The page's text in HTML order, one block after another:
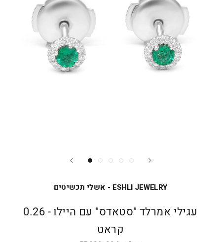
ESHLI JEWELRY - אשלי תכשיטים
עגילי אמרלד "סטאדס" עם היילו - 0.26
קראט